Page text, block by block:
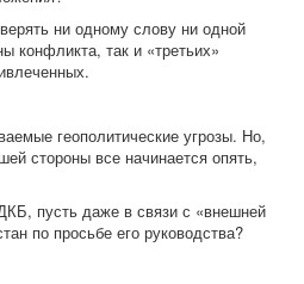
ни одному слову ни одной
конфликта, так и «третьих»
геополитические угрозы. Но,
стороны все начинается опять,
пусть даже в связи с «внешней
по просьбе его руководства?